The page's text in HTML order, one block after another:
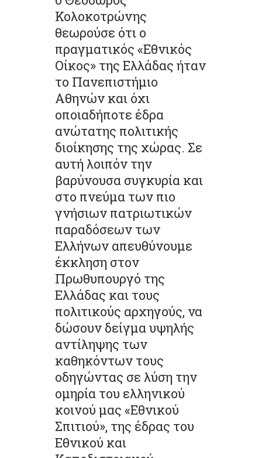
Κολοκοτρώνης
θεωρούσε ότι ο
πραγματικός «Εθνικός
Οίκος» της Ελλάδας ήταν
το Πανεπιστήμιο
Αθηνών και όχι
οποιαδήποτε έδρα
ανώτατης πολιτικής
διοίκησης της χώρας. Σε
αυτή λοιπόν την
βαρύνουσα συγκυρία και
στο πνεύμα των πιο
γνήσιων πατριωτικών
παραδόσεων των
Ελλήνων απευθύνουμε
έκκληση στον
Πρωθυπουργό της
Ελλάδας και τους
πολιτικούς αρχηγούς, να
δώσουν δείγμα υψηλής
αντίληψης των
καθηκόντων τους
οδηγώντας σε λύση την
ομηρία του ελληνικού
κοινού μας «Εθνικού
Σπιτιού», της έδρας του
Εθνικού και